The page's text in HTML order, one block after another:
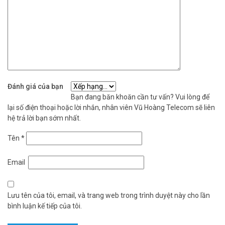
– Công suất PoE cổng 1-4 lên đến 30W. Tổng công suất cho 4 cổng
POE là 45W
– Công suất chuyển mạch: 1.2 Gbps
– Tốc độ chuyển tiếp gói tin: 0.89Mbps
– Hỗ trợ chuẩn PoE Standard 802.3af/at
– Nguồn cấp: AC100~240V
– Kích thước: 200× 118× 44mm
– Khối lượng: –
– Xuất xứ: Trung Quốc.
– Bảo hành: 2 năm.
Hỏi đáp thường gặp – FAQ
Đánh giá của bạn
Bạn đang băn khoăn cần tư vấn? Vui lòng để
lại số điện thoại hoặc lời nhắn, nhân viên Vũ Hoàng Telecom sẽ liên
hệ trả lời bạn sớm nhất.
Tên *
Email
Lưu tên của tôi, email, và trang web trong trình duyệt này cho lần
bình luận kế tiếp của tôi.